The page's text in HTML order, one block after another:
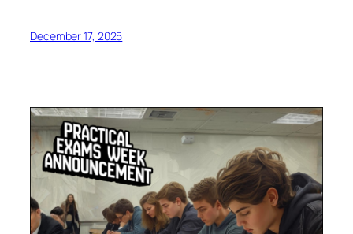
December 17, 2025